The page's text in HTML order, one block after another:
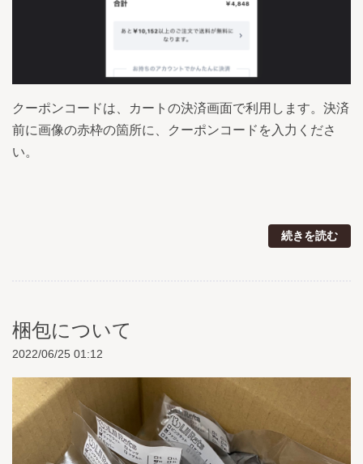
クーポンコードは、カートの決済画面で利用します。決済
前に画像の赤枠の箇所に、クーポンコードを入力くださ
い。
続きを読む
梱包について
2022/06/25 01:12